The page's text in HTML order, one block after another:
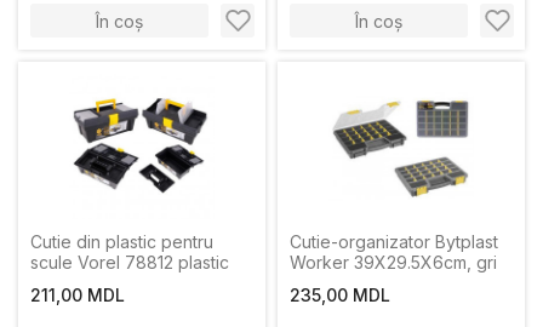
În coș În coș
Cutie din plastic pentru
scule Vorel 78812 plastic
211,00 MDL
Cutie-organizator Bytplast
Worker 39X29.5X6cm, gri
235,00 MDL